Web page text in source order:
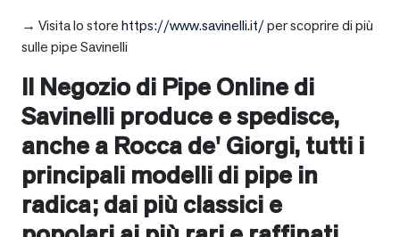
→ Visita lo storehttps://www.savinelli.it/per scoprire di più
sulle pipe Savinelli
Il Negozio di Pipe Online di
Savinelli produce e spedisce,
anche a Rocca de' Giorgi, tutti i
principali modelli di pipe in
radica; dai più classici e